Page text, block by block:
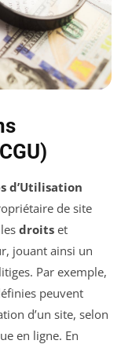
d’Utilisation
de site
droits et
jouant ainsi un
Par exemple,
peuvent
d’un site, selon
en ligne. En